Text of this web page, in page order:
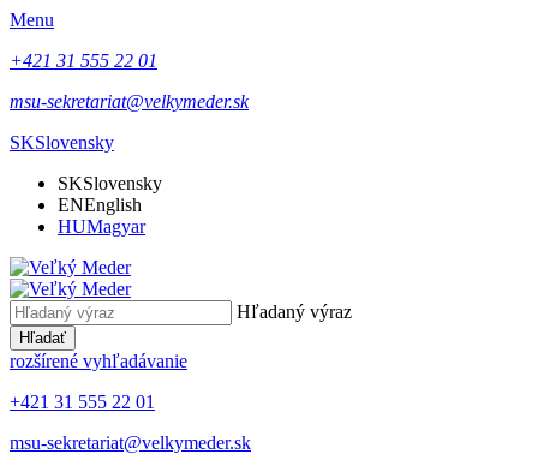
Menu
+421 31 555 22 01
msu-sekretariat@velkymeder.sk
SKSlovensky
SKSlovensky
ENEnglish
HUMagyar
Hľadaný výraz
Hľadať
rozšírené vyhľadávanie
+421 31 555 22 01
msu-sekretariat@velkymeder.sk